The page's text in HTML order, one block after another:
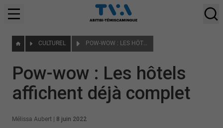
CULTUREL POW-WOW : LES HÔTELS AFFICHENT DÉJÀ COMPLET
Pow-wow : Les hôtels
affichent déjà complet
Mélissa Aubert 8 juin 2022